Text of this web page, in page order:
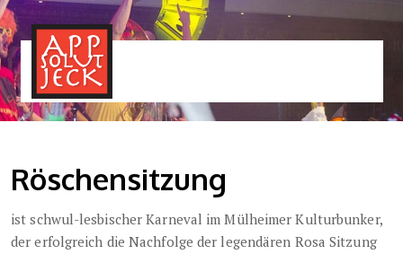
Röschensitzung
ist schwul-lesbischer Karneval im Mülheimer Kulturbunker,
der erfolgreich die Nachfolge der legendären Rosa Sitzung